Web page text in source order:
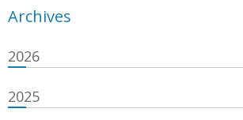
Archives
2026
2025